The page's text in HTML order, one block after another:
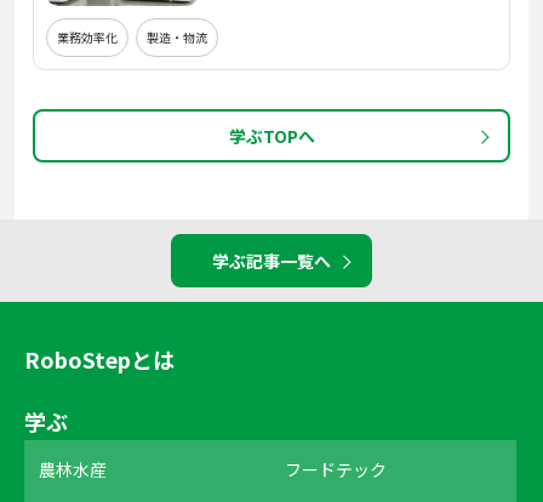
業務効率化 製造・物流
学ぶTOPへ
学ぶ記事一覧へ
RoboStepとは
学ぶ
農林水産 フードテック